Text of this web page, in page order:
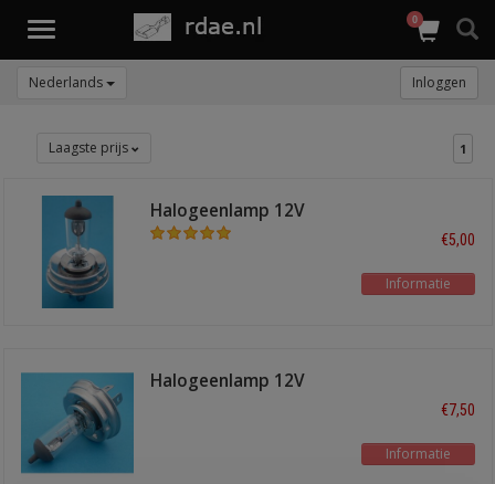
Toggle
0
Nederlands Inloggen
Laagste prijs 1
Halogeenlamp 12V
60/55W P45T
€5,00
Informatie
Halogeenlamp 12V
€7,50
Informatie